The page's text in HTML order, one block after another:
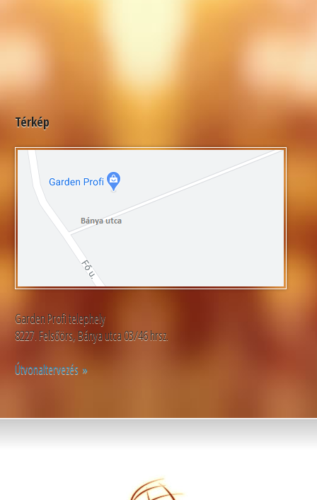
Térkép
Garden Profi telephely
8227. Felsőörs, Bánya utca 03/46 hrsz.
Útvonaltervezés »